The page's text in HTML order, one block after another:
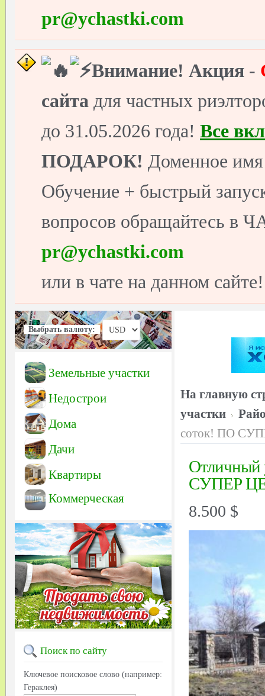
pr@ychastki.com
Внимание! Акция -
сайта для частных
до 31.05.2026 года! Все
ПОДАРОК! Доменное
Обучение + быстрый
вопросов обращайтесь в
pr@ychastki.com
или в чате на данном сайте!
Выбрать валюту:
Земельные участки
Недострои
Дома
Дачи
Квартиры
Коммерческая
Поискпо сайту
Ключевое поисковое слово (например:
Гераклея)
На главную
участки
соток! ПО
Отличный
СУПЕР
8.500 $